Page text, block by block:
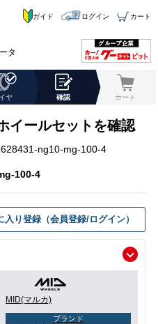
タ
ガイド ログイン カート
ヤ 確認 カート
イールセットを確認
ng10-mg-100-4
100-4
入り登録（会員登録/ログイン）
MID(マルカ)
ブランド